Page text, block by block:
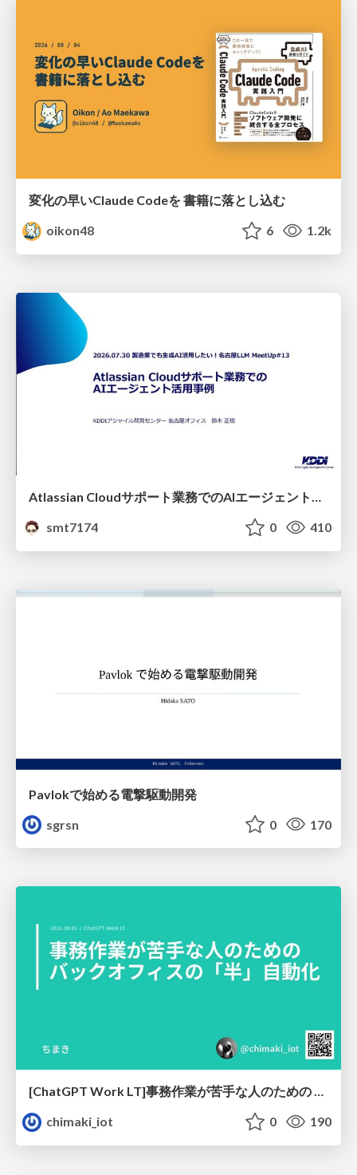
変化の早いClaude Codeを 書籍に落とし込む
oikon48
6 1.2k
Atlassian Cloudサポート業務でのAIエージェント活用事例
smt7174
0 410
Pavlokで始める電撃駆動開発
sgrsn
0 170
[ChatGPT Work LT]事務作業が苦手な人のための バックオフィスの「半」自動化
chimaki_iot
0 190